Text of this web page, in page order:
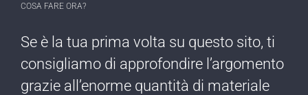
COSA FARE ORA?
Se è la tua prima ​volta su questo sito, ti
consigliamo di approfondire l’argomento
grazie all’enorme quantità di materiale